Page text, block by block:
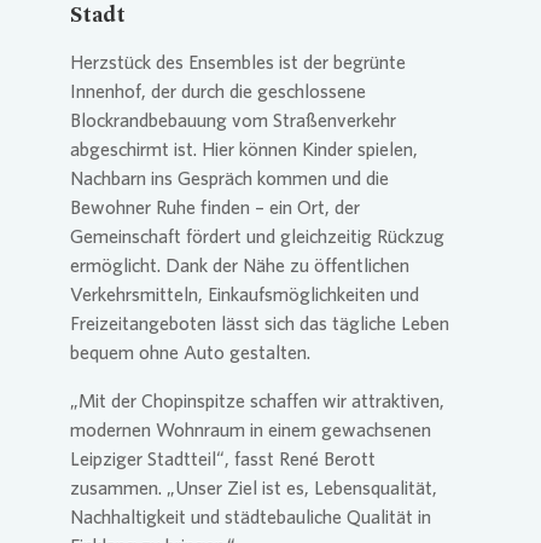
Stadt
Herzstück des Ensembles ist der begrünte
Innenhof, der durch die geschlossene
Blockrandbebauung vom Straßenverkehr
abgeschirmt ist. Hier können Kinder spielen,
Nachbarn ins Gespräch kommen und die
Bewohner Ruhe finden – ein Ort, der
Gemeinschaft fördert und gleichzeitig Rückzug
ermöglicht. Dank der Nähe zu öffentlichen
Verkehrsmitteln, Einkaufsmöglichkeiten und
Freizeitangeboten lässt sich das tägliche Leben
bequem ohne Auto gestalten.
„Mit der Chopinspitze schaffen wir attraktiven,
modernen Wohnraum in einem gewachsenen
Leipziger Stadtteil“, fasst René Berott
zusammen. „Unser Ziel ist es, Lebensqualität,
Nachhaltigkeit und städtebauliche Qualität in